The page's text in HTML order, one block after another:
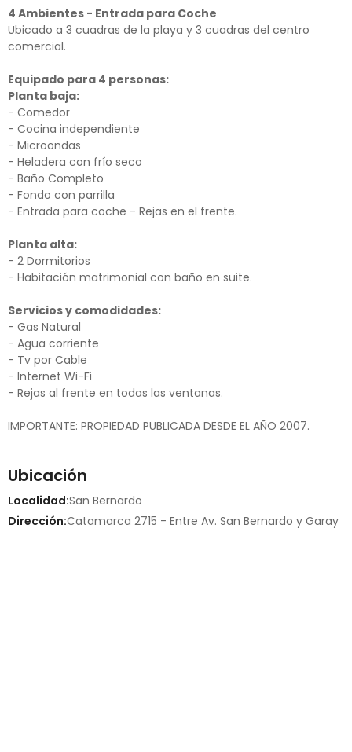
4 Ambientes - Entrada para Coche
Ubicado a 3 cuadras de la playa y 3 cuadras del centro
comercial.
Equipado para 4 personas:
Planta baja:
- Comedor
- Cocina independiente
- Microondas
- Heladera con frío seco
- Baño Completo
- Fondo con parrilla
- Entrada para coche - Rejas en el frente.
Planta alta:
- 2 Dormitorios
- Habitación matrimonial con baño en suite.
Servicios y comodidades:
- Gas Natural
- Agua corriente
- Tv por Cable
- Internet Wi-Fi
- Rejas al frente en todas las ventanas.
IMPORTANTE: PROPIEDAD PUBLICADA DESDE EL AÑO 2007.
Ubicación
Localidad:San Bernardo
Dirección:
Catamarca 2715 - Entre Av. San Bernardo y Garay